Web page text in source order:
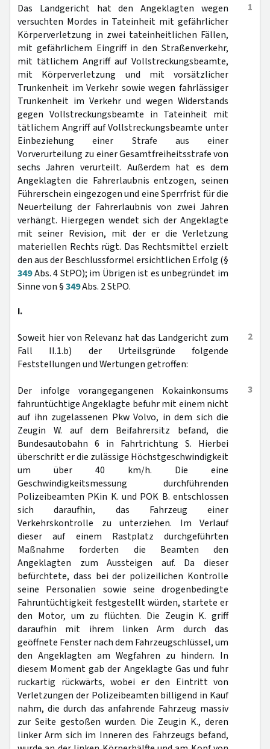
1
Das Landgericht hat den Angeklagten wegen
versuchten Mordes in Tateinheit mit gefährlicher
Körperverletzung in zwei tateinheitlichen Fällen,
mit gefährlichem Eingriff in den Straßenverkehr,
mit tätlichem Angriff auf Vollstreckungsbeamte,
mit Körperverletzung und mit vorsätzlicher
Trunkenheit im Verkehr sowie wegen fahrlässiger
Trunkenheit im Verkehr und wegen Widerstands
gegen Vollstreckungsbeamte in Tateinheit mit
tätlichem Angriff auf Vollstreckungsbeamte unter
Einbeziehung einer Strafe aus einer
Vorverurteilung zu einer Gesamtfreiheitsstrafe von
sechs Jahren verurteilt. Außerdem hat es dem
Angeklagten die Fahrerlaubnis entzogen, seinen
Führerschein eingezogen und eine Sperrfrist für die
Neuerteilung der Fahrerlaubnis von zwei Jahren
verhängt. Hiergegen wendet sich der Angeklagte
mit seiner Revision, mit der er die Verletzung
materiellen Rechts rügt. Das Rechtsmittel erzielt
den aus der Beschlussformel ersichtlichen Erfolg (§
349Abs. 4 StPO); im Übrigen ist es unbegründet im
Sinne von §349Abs. 2 StPO.
I.
2
Soweit hier von Relevanz hat das Landgericht zum
Fall II.1.b) der Urteilsgründe folgende
Feststellungen und Wertungen getroffen:
3
Der infolge vorangegangenen Kokainkonsums
fahruntüchtige Angeklagte befuhr mit einem nicht
auf ihn zugelassenen Pkw Volvo, in dem sich die
Zeugin W. auf dem Beifahrersitz befand, die
Bundesautobahn 6 in Fahrtrichtung S. Hierbei
überschritt er die zulässige Höchstgeschwindigkeit
um über 40 km/h. Die eine
Geschwindigkeitsmessung durchführenden
Polizeibeamten PKin K. und POK B. entschlossen
sich daraufhin, das Fahrzeug einer
Verkehrskontrolle zu unterziehen. Im Verlauf
dieser auf einem Rastplatz durchgeführten
Maßnahme forderten die Beamten den
Angeklagten zum Aussteigen auf. Da dieser
befürchtete, dass bei der polizeilichen Kontrolle
seine Personalien sowie seine drogenbedingte
Fahruntüchtigkeit festgestellt würden, startete er
den Motor, um zu flüchten. Die Zeugin K. griff
daraufhin mit ihrem linken Arm durch das
geöffnete Fenster nach dem Fahrzeugschlüssel, um
den Angeklagten am Wegfahren zu hindern. In
diesem Moment gab der Angeklagte Gas und fuhr
ruckartig rückwärts, wobei er den Eintritt von
Verletzungen der Polizeibeamten billigend in Kauf
nahm, die durch das anfahrende Fahrzeug massiv
zur Seite gestoßen wurden. Die Zeugin K., deren
linker Arm sich im Inneren des Fahrzeugs befand,